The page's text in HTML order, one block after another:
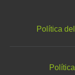
Política